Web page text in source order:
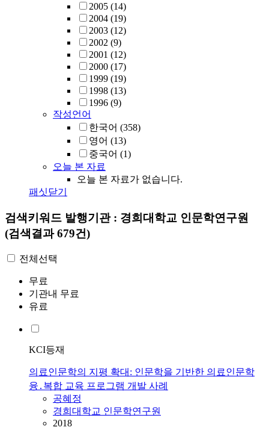
2005 (14)
2004 (19)
2003 (12)
2002 (9)
2001 (12)
2000 (17)
1999 (19)
1998 (13)
1996 (9)
작성언어
한국어 (358)
영어 (13)
중국어 (1)
오늘 본 자료
오늘 본 자료가 없습니다.
패싯닫기
검색키워드 발행기관 : 경희대학교 인문학연구원
(검색결과 679건)
전체선택
무료
기관내 무료
유료
KCI등재
의료인문학의 지평 확대: 인문학을 기반한 의료인문학
융․복합 교육 프로그램 개발 사례
공혜정
경희대학교 인문학연구원
2018